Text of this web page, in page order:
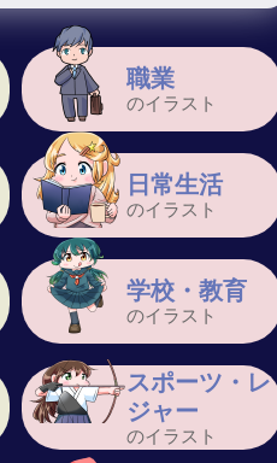
職業
のイラスト
日常生活
のイラスト
学校・教育
のイラスト
スポーツ・レ
ジャー
のイラスト